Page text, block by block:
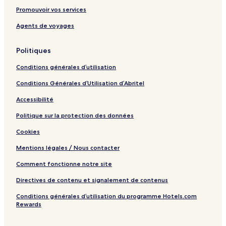
b
T
o
C
n
t
r
e
Promouvoir vos services
Agents de voyages
Politiques
Conditions générales d’utilisation
Conditions Générales d’Utilisation d’Abritel
Accessibilité
Politique sur la protection des données
Cookies
Mentions légales / Nous contacter
Comment fonctionne notre site
Directives de contenu et signalement de contenus
Conditions générales d’utilisation du programme Hotels.com
Rewards